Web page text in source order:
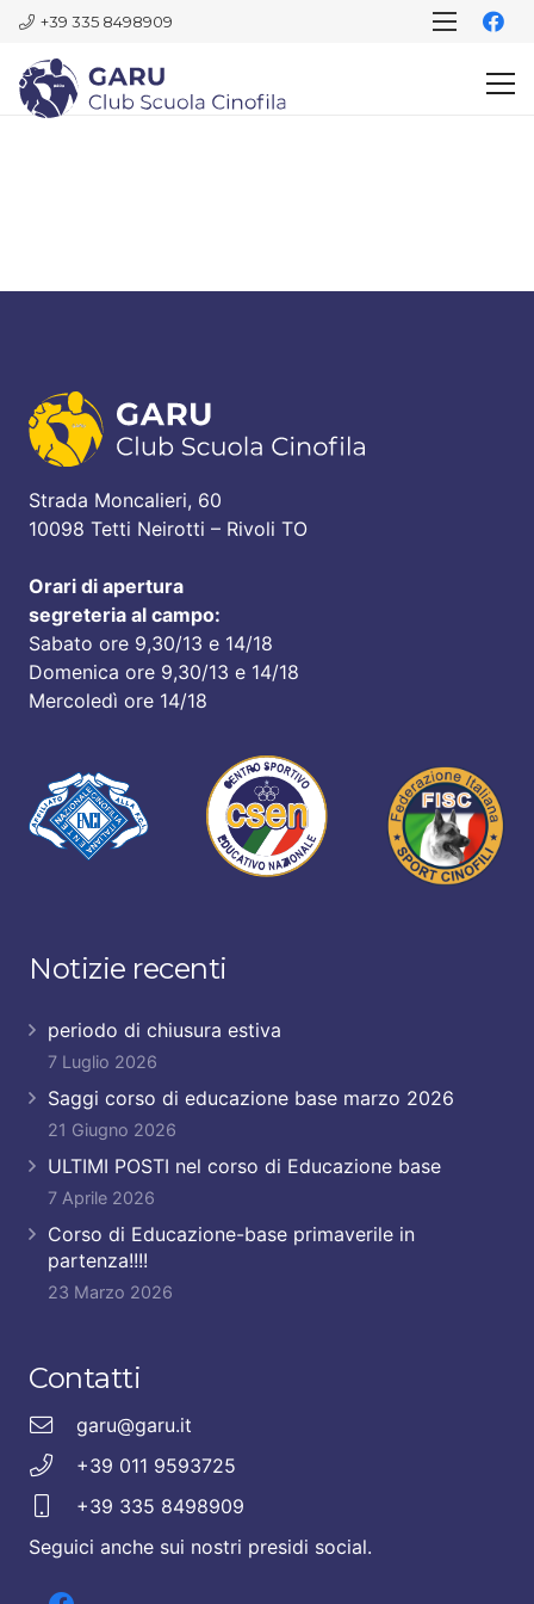
+39 335 8498909
Strada Moncalieri, 60
10098 Tetti Neirotti – Rivoli TO
Orari di apertura
segreteria al campo:
Sabato ore 9,30/13 e 14/18
Domenica ore 9,30/13 e 14/18
Mercoledì ore 14/18
Notizie recenti
periodo di chiusura estiva
7 Luglio 2026
Saggi corso di educazione base marzo 2026
21 Giugno 2026
ULTIMI POSTI nel corso di Educazione base
7 Aprile 2026
Corso di Educazione-base primaverile in
partenza!!!!
23 Marzo 2026
Contatti
garu@garu.it
+39 011 9593725
+39 335 8498909
Seguici anche sui nostri presidi social.